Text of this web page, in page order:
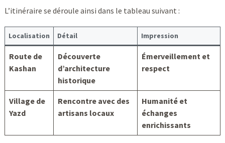
L’itinéraire se déroule ainsi dans le tableau suivant :
Localisation Détail Impression
Route de
Kashan
Découverte
d’architecture
historique
Émerveillement et
respect
Village de
Yazd
Rencontre avec des
artisans locaux
Humanité et
échanges
enrichissants